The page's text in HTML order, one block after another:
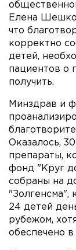
Елена
что
корректно
детей,
пациентов о
получить.
Минздрав и
Оказалось,
препараты,
фонд "Круг
собраны на
"Золгенсма",
24 детей
рубежом,
обеспечено в